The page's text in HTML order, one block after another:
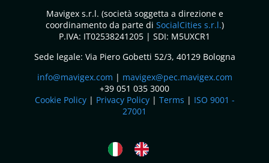
Mavigex s.r.l. (società soggetta a direzione e
coordinamento da parte di SocialCities s.r.l.)
P.IVA: IT02538241205 | SDI: M5UXCR1
Sede legale: Via Piero Gobetti 52/3, 40129 Bologna
info@mavigex.com | mavigex@pec.mavigex.com
+39 051 035 3000
Cookie Policy| Privacy Policy| Terms | ISO 9001 -
27001